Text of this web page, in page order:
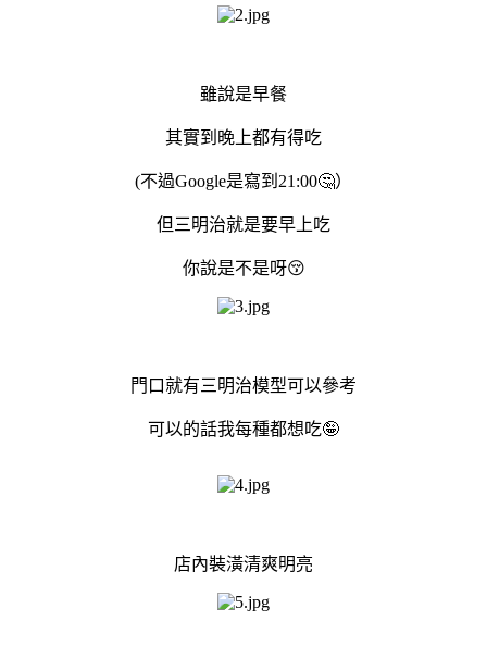
雖說是早餐
其實到晚上都有得吃
(不過Google是寫到21:00🤔）
但三明治就是要早上吃
你說是不是呀😚
門口就有三明治模型可以參考
可以的話我每種都想吃🤪
店內裝潢清爽明亮